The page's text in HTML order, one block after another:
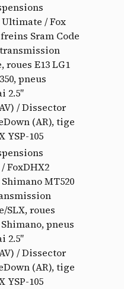
/ Fox
Sram Code
transmission
roues E13 LG1
pneus
2.5″
/ Dissector
(AR), tige
YSP-105
FoxDHX2
MT520
SLX, roues
Shimano, pneus
2.5″
/ Dissector
(AR), tige
YSP-105